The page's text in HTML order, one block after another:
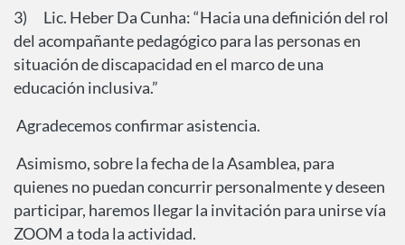
3) Lic. Heber Da Cunha: “Hacia una definición del rol
del acompañante pedagógico para las personas en
situación de discapacidad en el marco de una
educación inclusiva.”
Agradecemosconfirmarasistencia.
Asimismo, sobre la fecha de la Asamblea, para
quienes no puedan concurrir personalmente y deseen
participar, haremos llegar la invitación para unirse vía
ZOOM a toda la actividad.